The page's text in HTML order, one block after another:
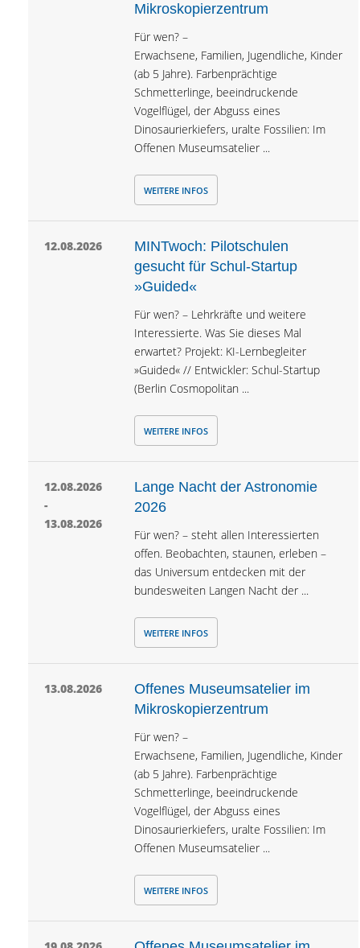
Mikroskopierzentrum
Für wen? –
Erwachsene, Familien, Jugendliche, Kinder
(ab 5 Jahre). Farbenprächtige
Schmetterlinge, beeindruckende
Vogelflügel, der Abguss eines
Dinosaurierkiefers, uralte Fossilien: Im
Offenen Museumsatelier ...
WEITERE INFOS
12.08.2026
MINTwoch: Pilotschulen
gesucht für Schul-Startup
»Guided«
Für wen? – Lehrkräfte und weitere
Interessierte. Was Sie dieses Mal
erwartet? Projekt: KI-Lernbegleiter
»Guided« // Entwickler: Schul-Startup
(Berlin Cosmopolitan ...
WEITERE INFOS
12.08.2026
-
13.08.2026
Lange Nacht der Astronomie
2026
Für wen? – steht allen Interessierten
offen. Beobachten, staunen, erleben –
das Universum entdecken mit der
bundesweiten Langen Nacht der ...
WEITERE INFOS
13.08.2026
Offenes Museumsatelier im
Mikroskopierzentrum
Für wen? –
Erwachsene, Familien, Jugendliche, Kinder
(ab 5 Jahre). Farbenprächtige
Schmetterlinge, beeindruckende
Vogelflügel, der Abguss eines
Dinosaurierkiefers, uralte Fossilien: Im
Offenen Museumsatelier ...
WEITERE INFOS